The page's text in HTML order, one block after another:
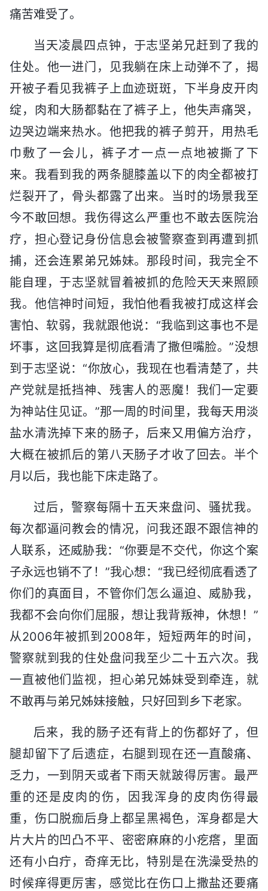
痛苦难受了。
当天凌晨四点钟，于志坚弟兄赶到了我的
住处。他一进门，见我躺在床上动弹不了，揭
开被子看见我裤子上血迹斑斑，下半身皮开肉
绽，肉和大肠都黏在了裤子上，他失声痛哭，
边哭边端来热水。他把我的裤子剪开，用热毛
巾敷了一会儿，裤子才一点一点地被撕了下
来。我看到我的两条腿膝盖以下的肉全都被打
烂裂开了，骨头都露了出来。当时的场景我至
今不敢回想。我伤得这么严重也不敢去医院治
疗，担心登记身份信息会被警察查到再遭到抓
捕，还会连累弟兄姊妹。那段时间，我完全不
能自理，于志坚就冒着被抓的危险天天来照顾
我。他信神时间短，我怕他看我被打成这样会
害怕、软弱，我就跟他说：“我临到这事也不是
坏事，这回我算是彻底看清了撒但嘴脸。”没想
到于志坚说：“你放心，我现在也看清楚了，共
产党就是抵挡神、残害人的恶魔！我们一定要
为神站住见证。”那一周的时间里，我每天用淡
盐水清洗掉下来的肠子，后来又用偏方治疗，
大概在被抓后的第八天肠子才收了回去。半个
月以后，我也能下床走路了。
过后，警察每隔十五天来盘问、骚扰我。
每次都逼问教会的情况，问我还跟不跟信神的
人联系，还威胁我：“你要是不交代，你这个案
子永远也销不了！”我心想：“我已经彻底看透了
你们的真面目，不管你们怎么逼迫、威胁我，
我都不会向你们屈服，想让我背叛神，休想！”
从2006年被抓到2008年，短短两年的时间，
警察就到我的住处盘问我至少二十五六次。我
一直被他们监视，担心弟兄姊妹受到牵连，就
不敢再与弟兄姊妹接触，只好回到乡下老家。
后来，我的肠子还有背上的伤都好了，但
腿却留下了后遗症，右腿到现在还一直酸痛、
乏力，一到阴天或者下雨天就跛得厉害。最严
重的还是皮肉的伤，因我浑身的皮肉伤得最
重，伤口脱痂后身上都呈黑褐色，浑身都是大
片大片的凹凸不平、密密麻麻的小疙瘩，里面
还有小白疔，奇痒无比，特别是在洗澡受热的
时候痒得更厉害，感觉比在伤口上撒盐还要痛